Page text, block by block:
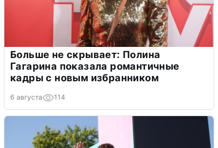
Больше не скрывает: Полина
Гагарина показала романтичные
кадры с новым избранником
6 августа 114